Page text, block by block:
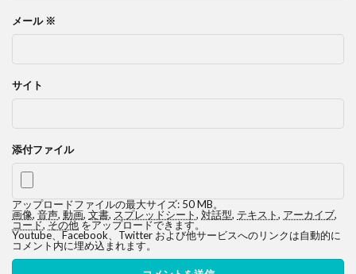
メール ※
サイト
添付ファイル
アップロードファイルの最大サイズ: 50 MB。
画像, 音声, 動画, 文書, スプレッドシート, 対話型, テキスト, アーカイブ,
コード,その他をアップロードできます。
Youtube、Facebook、Twitter および他サービスへのリンクは自動的に
コメント内に埋め込まれます。